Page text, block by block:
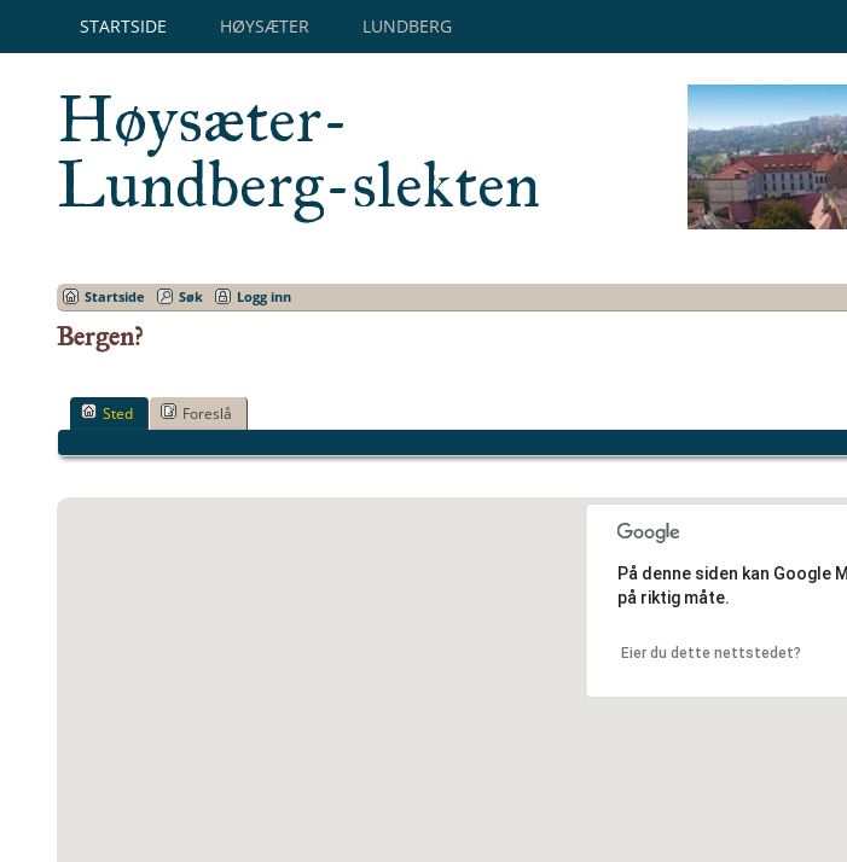
STARTSIDE HØYSÆTER LUNDBERG
Høysæter-
Lundberg-slekten
Startside Søk Logg inn
Bergen?
Sted Foreslå
På denne siden kan Google
på riktig måte.
Eier du dette nettstedet?